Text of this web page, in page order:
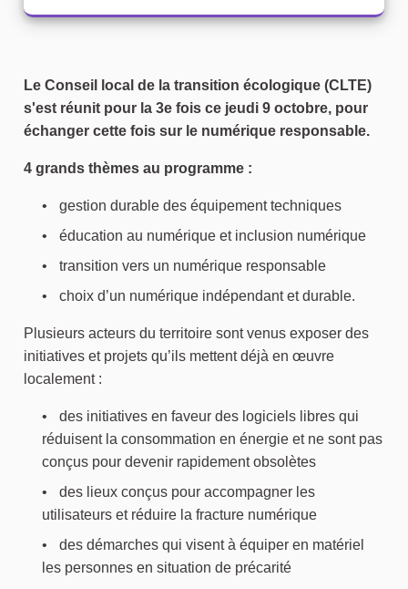
Le Conseil local de la transition écologique (CLTE)
s'est réunit pour la 3e fois ce jeudi 9 octobre, pour
échanger cette fois sur le numérique responsable.
4 grands thèmes au programme :
gestion durable des équipement techniques
éducation au numérique et inclusion numérique
transition vers un numérique responsable
choix d’un numérique indépendant et durable.
Plusieurs acteurs du territoire sont venus exposer des
initiatives et projets qu’ils mettent déjà en œuvre
localement :
des initiatives en faveur des logiciels libres qui
réduisent la consommation en énergie et ne sont pas
conçus pour devenir rapidement obsolètes
des lieux conçus pour accompagner les
utilisateurs et réduire la fracture numérique
des démarches qui visent à équiper en matériel
les personnes en situation de précarité